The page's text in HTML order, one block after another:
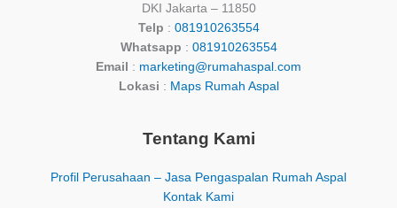
DKI Jakarta – 11850
Telp : 081910263554
Whatsapp : 081910263554
Email
: marketing@rumahaspal.com
Lokasi : Maps Rumah Aspal
Tentang Kami
Profil Perusahaan – Jasa Pengaspalan Rumah Aspal
Kontak Kami